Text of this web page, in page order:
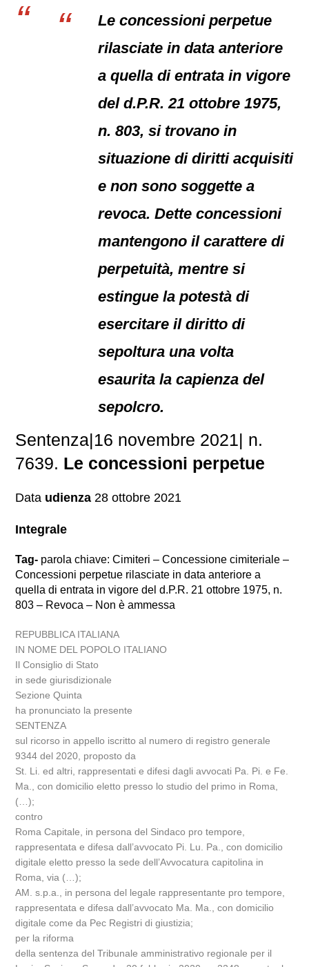
Le concessioni perpetue
rilasciate in data anteriore
a quella di entrata in vigore
del d.P.R. 21 ottobre 1975,
n. 803, si trovano in
situazione di diritti acquisiti
e non sono soggette a
revoca. Dette concessioni
mantengono il carattere di
perpetuità, mentre si
estingue la potestà di
esercitare il diritto di
sepoltura una volta
esaurita la capienza del
sepolcro.
Sentenza|16 novembre 2021| n.
7639. Le concessioni perpetue
Data udienza 28 ottobre 2021
Integrale
Tag- parola chiave: Cimiteri – Concessione cimiteriale –
Concessioni perpetue rilasciate in data anteriore a
quella di entrata in vigore del d.P.R. 21 ottobre 1975, n.
803 – Revoca – Non è ammessa
REPUBBLICA ITALIANA
IN NOME DEL POPOLO ITALIANO
Il Consiglio di Stato
in sede giurisdizionale
Sezione Quinta
ha pronunciato la presente
SENTENZA
sul ricorso in appello iscritto al numero di registro generale
9344 del 2020, proposto da
St. Li. ed altri, rappresentati e difesi dagli avvocati Pa. Pi. e Fe.
Ma., con domicilio eletto presso lo studio del primo in Roma,
(…);
contro
Roma Capitale, in persona del Sindaco pro tempore,
rappresentata e difesa dall’avvocato Pi. Lu. Pa., con domicilio
digitale eletto presso la sede dell’Avvocatura capitolina in
Roma, via (…);
AM. s.p.a., in persona del legale rappresentante pro tempore,
rappresentata e difesa dall’avvocato Ma. Ma., con domicilio
digitale come da Pec Registri di giustizia;
per la riforma
della sentenza del Tribunale amministrativo regionale per il